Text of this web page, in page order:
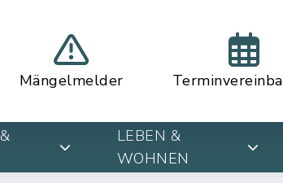
Mängelmelder
LEBEN &
WOHNEN